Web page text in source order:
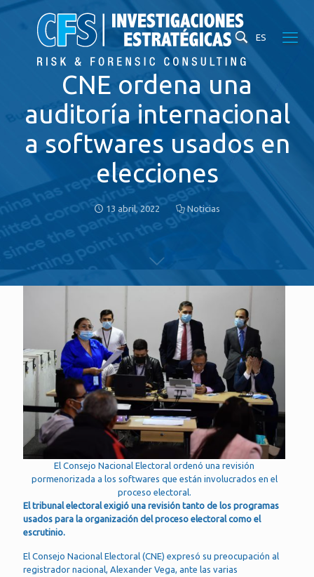
ES
CNE ordena una
auditoría internacional
a softwares usados en
elecciones
13 abril, 2022 Noticias
El Consejo Nacional Electoral ordenó una revisión
pormenorizada a los softwares que están involucrados en el
proceso electoral.
El tribunal electoral exigió una revisión tanto de los programas
usados para la organización del proceso electoral como el
escrutinio.
El Consejo Nacional Electoral (CNE) expresó su preocupación al
registrador nacional, Alexander Vega, ante las varias